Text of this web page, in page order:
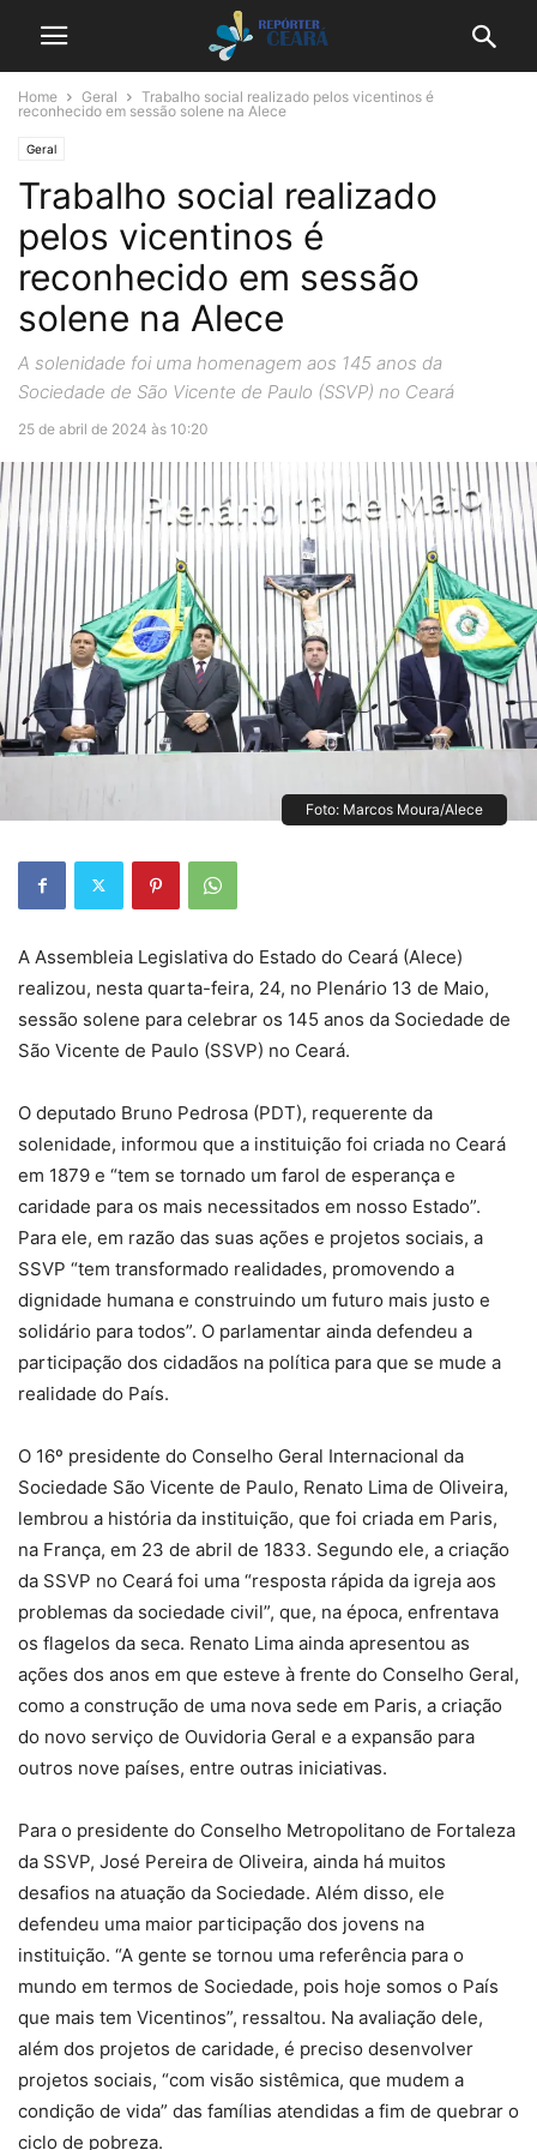
Home Geral
Trabalho social realizado pelos vicentinos é
reconhecido em sessão solene na Alece
Geral
Trabalho social realizado
pelos vicentinos é
reconhecido em sessão
solene na Alece
A solenidade foi uma homenagem aos 145 anos da
Sociedade de São Vicente de Paulo (SSVP) no Ceará
25 de abril de 2024 às 10:20
Foto: Marcos Moura/Alece
A Assembleia Legislativa do Estado do Ceará (Alece)
realizou, nesta quarta-feira, 24, no Plenário 13 de Maio,
sessão solene para celebrar os 145 anos da Sociedade de
São Vicente de Paulo (SSVP) no Ceará.
O deputado Bruno Pedrosa (PDT), requerente da
solenidade, informou que a instituição foi criada no Ceará
em 1879 e “tem se tornado um farol de esperança e
caridade para os mais necessitados em nosso Estado”.
Para ele, em razão das suas ações e projetos sociais, a
SSVP “tem transformado realidades, promovendo a
dignidade humana e construindo um futuro mais justo e
solidário para todos”. O parlamentar ainda defendeu a
participação dos cidadãos na política para que se mude a
realidade do País.
O 16º presidente do Conselho Geral Internacional da
Sociedade São Vicente de Paulo, Renato Lima de Oliveira,
lembrou a história da instituição, que foi criada em Paris,
na França, em 23 de abril de 1833. Segundo ele, a criação
da SSVP no Ceará foi uma “resposta rápida da igreja aos
problemas da sociedade civil”, que, na época, enfrentava
os flagelos da seca. Renato Lima ainda apresentou as
ações dos anos em que esteve à frente do Conselho Geral,
como a construção de uma nova sede em Paris, a criação
do novo serviço de Ouvidoria Geral e a expansão para
outros nove países, entre outras iniciativas.
Para o presidente do Conselho Metropolitano de Fortaleza
da SSVP, José Pereira de Oliveira, ainda há muitos
desafios na atuação da Sociedade. Além disso, ele
defendeu uma maior participação dos jovens na
instituição. “A gente se tornou uma referência para o
mundo em termos de Sociedade, pois hoje somos o País
que mais tem Vicentinos”, ressaltou. Na avaliação dele,
além dos projetos de caridade, é preciso desenvolver
projetos sociais, “com visão sistêmica, que mudem a
condição de vida” das famílias atendidas a fim de quebrar o
ciclo de pobreza.